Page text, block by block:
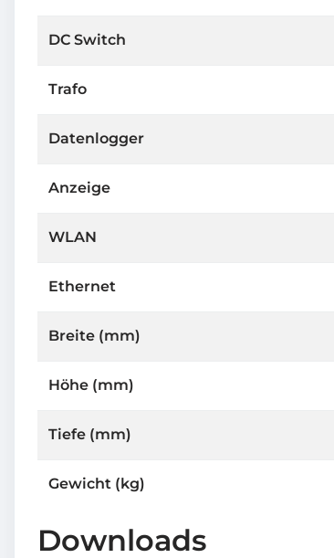
DC Switch
Trafo
Datenlogger
Anzeige
WLAN
Ethernet
Breite (mm)
Höhe (mm)
Tiefe (mm)
Gewicht (kg)
Downloads